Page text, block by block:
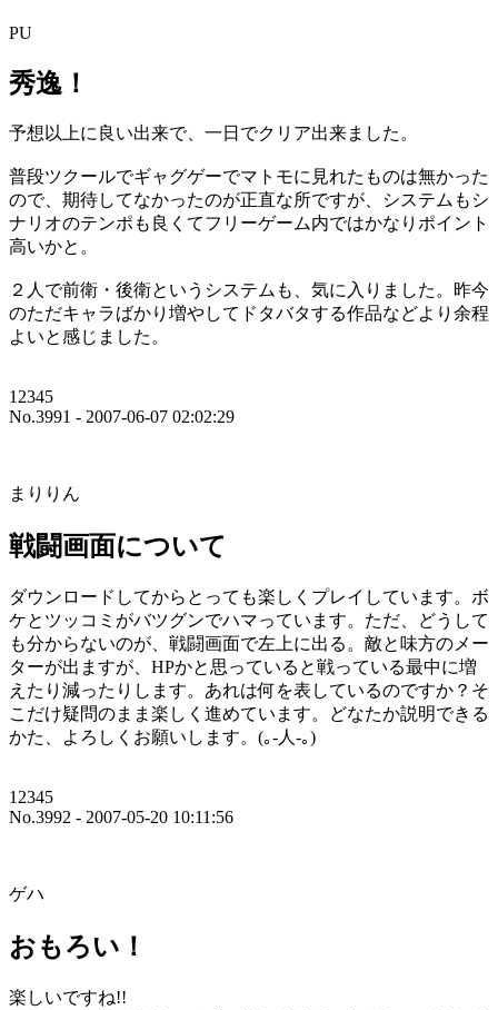
PU
秀逸！
予想以上に良い出来で、一日でクリア出来ました。
普段ツクールでギャグゲーでマトモに見れたものは無かった
ので、期待してなかったのが正直な所ですが、システムもシ
ナリオのテンポも良くてフリーゲーム内ではかなりポイント
高いかと。
２人で前衛・後衛というシステムも、気に入りました。昨今
のただキャラばかり増やしてドタバタする作品などより余程
よいと感じました。
12345
No.3991 - 2007-06-07 02:02:29
まりりん
戦闘画面について
ダウンロードしてからとっても楽しくプレイしています。ボ
ケとツッコミがバツグンでハマっています。ただ、どうして
も分からないのが、戦闘画面で左上に出る。敵と味方のメー
ターが出ますが、HPかと思っていると戦っている最中に増
えたり減ったりします。あれは何を表しているのですか？そ
こだけ疑問のまま楽しく進めています。どなたか説明できる
かた、よろしくお願いします。(｡-人-｡)
12345
No.3992 - 2007-05-20 10:11:56
ゲハ
おもろい！
楽しいですね!!